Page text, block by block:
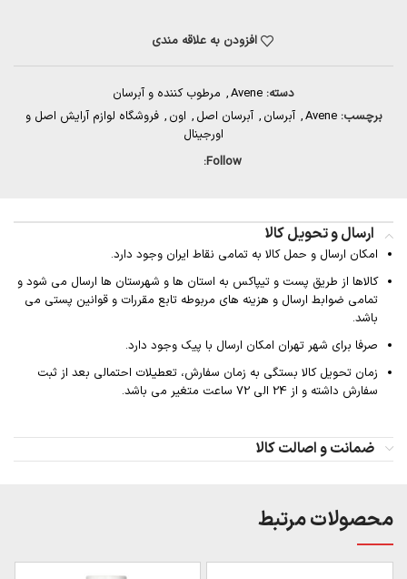
افزودن به علاقه مندی
دسته: Avene
, مرطوب کننده و آبرسان
برچسب: Avene
, آبرسان , آبرسان اصل , اون , فروشگاه لوازم آرایش اصل و
اورجینال
Follow:
ارسال و تحویل کالا
امکان ارسال و حمل کالا به تمامی نقاط ایران وجود دارد.
کالاها از طریق پست و تیپاکس به استان ها و شهرستان ها ارسال می شود و
تمامی ضوابط ارسال و هزینه های مربوطه تابع مقررات و قوانین پستی می
باشد.
صرفا برای شهر تهران امکان ارسال با پیک وجود دارد.
زمان تحویل کالا بستگی به زمان سفارش، تعطیلات احتمالی بعد از ثبت
سفارش داشته و از 24 الی 72 ساعت متغیر می باشد.
ضمانت و اصالت کالا
محصولات مرتبط